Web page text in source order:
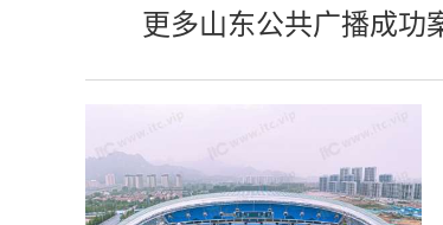
更多山东公共广播成功